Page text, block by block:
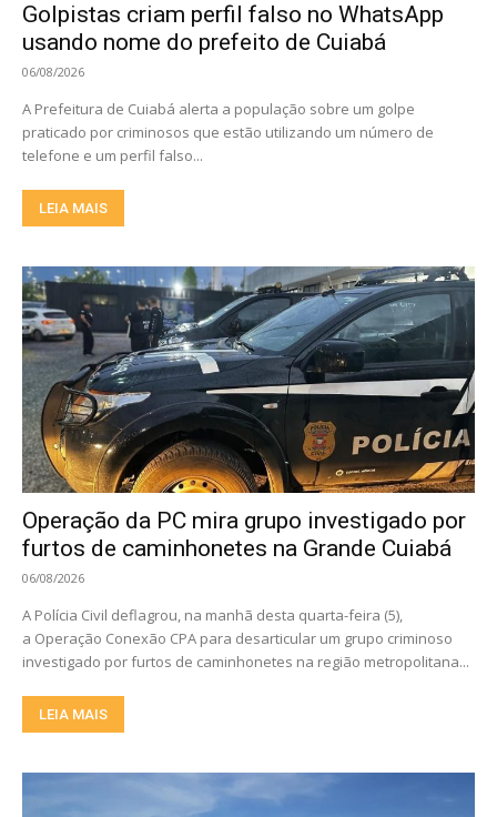
Golpistas criam perfil falso no WhatsApp
usando nome do prefeito de Cuiabá
06/08/2026
A Prefeitura de Cuiabá alerta a população sobre um golpe
praticado por criminosos que estão utilizando um número de
telefone e um perfil falso...
LEIA MAIS
Operação da PC mira grupo investigado por
furtos de caminhonetes na Grande Cuiabá
06/08/2026
A Polícia Civil deflagrou, na manhã desta quarta-feira (5),
a Operação Conexão CPA para desarticular um grupo criminoso
investigado por furtos de caminhonetes na região metropolitana...
LEIA MAIS